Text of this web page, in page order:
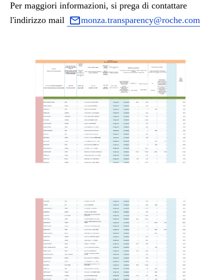
Per maggiori informazioni, si prega di contattare
l'indirizzo mail
monza.transparency@roche.com